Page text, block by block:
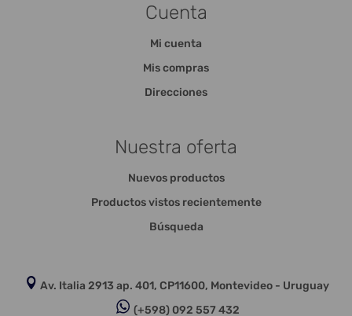
Cuenta
Mi cuenta
Mis compras
Direcciones
Nuestra oferta
Nuevos productos
Productos vistos recientemente
Búsqueda
Av. Italia 2913 ap. 401, CP11600, Montevideo - Uruguay
(+598) 092 557 432